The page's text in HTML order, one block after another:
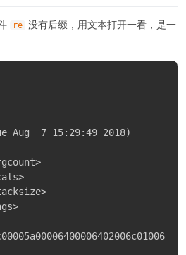
re 没有后缀，用文本打开一看，是一
Aug  7 15:29:49 2018)